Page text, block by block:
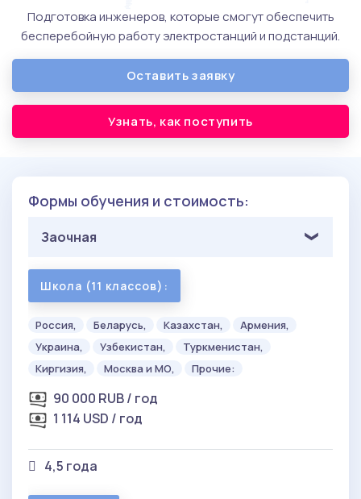
Подготовка инженеров, которые смогут обеспечить
бесперебойную работу электростанций и подстанций.
Оставить заявку
Узнать, как поступить
Формы обучения и стоимость:
Заочная
Школа (11 классов):
Россия, Беларусь, Казахстан,
Армения,
Украина,
Узбекистан,
Туркменистан,
Киргизия,
Москва и МО, Прочие:
90 000 RUB / год
1 114 USD / год
4,5 года